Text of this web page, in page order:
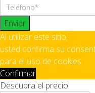
Enviar
Al utilizar este sitio,
usted confirma su
para el uso de cookies.
Confirmar
Descubra el precio